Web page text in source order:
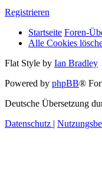
Registrieren
Startseite Foren-
Alle Cookies
Flat Style by Ian Bradley
Powered by phpBB®
Deutsche Übersetzung
Datenschutz |